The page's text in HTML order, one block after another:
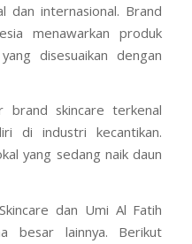
dan internasional. Brand
menawarkan produk
disesuaikan dengan
brand skincare terkenal
di industri kecantikan.
yang sedang naik daun
dan Umi Al Fatih
besar lainnya. Berikut